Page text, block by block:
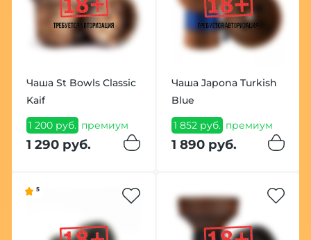
Чаша St Bowls Classic
Kaif
1 200 руб. премиум
1 290 руб.
Чаша Japona Turkish
Blue
1 852 руб. премиум
1 890 руб.
5